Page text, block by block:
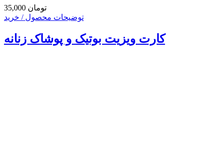
35,000 تومان
توضیحات محصول / خرید
کارت ویزیت بوتیک و پوشاک زنانه